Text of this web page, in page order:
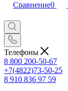
Сравнение0
Телефоны
8 800 200-50-67
+7(4822)73-50-25
8 910 836 97 59